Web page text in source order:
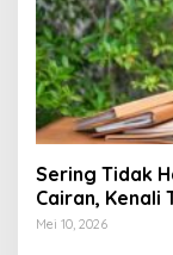
Sering Tidak
Cairan, Kenali
Mei 10, 2026